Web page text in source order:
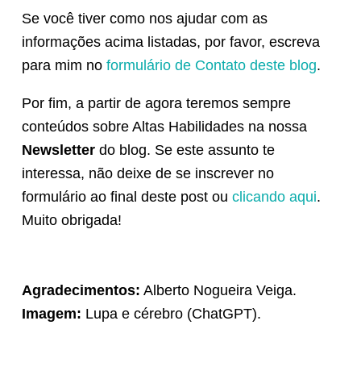
Se você tiver como nos ajudar com as
informações acima listadas, por favor, escreva
para mim no formulário de Contato deste blog.
Por fim, a partir de agora teremos sempre
conteúdos sobre Altas Habilidades na nossa
Newsletter do blog. Se este assunto te
interessa, não deixe de se inscrever no
formulário ao final deste post ou clicando aqui.
Muito obrigada!
Agradecimentos: Alberto Nogueira Veiga.
Imagem: Lupa e cérebro (ChatGPT).